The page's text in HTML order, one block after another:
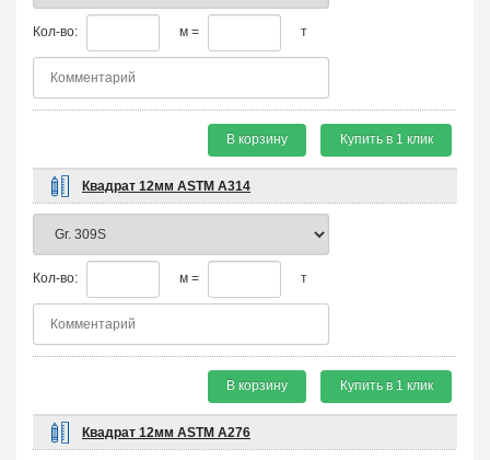
Кол-во: м = т
В корзину Купить в 1 клик
Квадрат 12мм ASTM A314
Кол-во: м = т
В корзину Купить в 1 клик
Квадрат 12мм ASTM A276